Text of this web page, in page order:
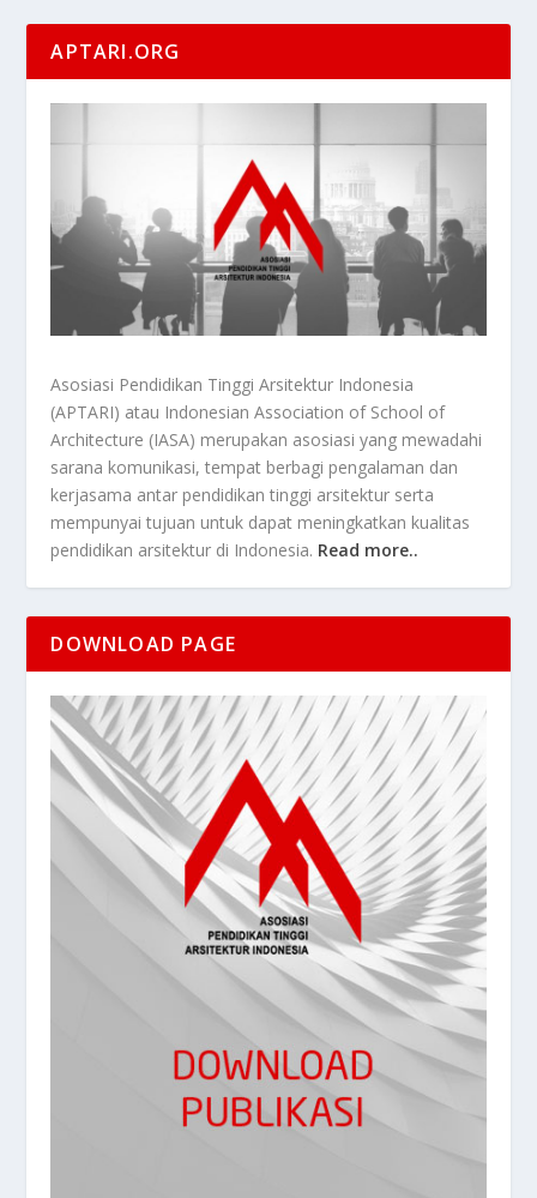
APTARI.ORG
Asosiasi Pendidikan Tinggi Arsitektur Indonesia
(APTARI) atau Indonesian Association of School of
Architecture (IASA) merupakan asosiasi yang mewadahi
sarana komunikasi, tempat berbagi pengalaman dan
kerjasama antar pendidikan tinggi arsitektur serta
mempunyai tujuan untuk dapat meningkatkan kualitas
pendidikan arsitektur di Indonesia. Read more..
DOWNLOAD PAGE